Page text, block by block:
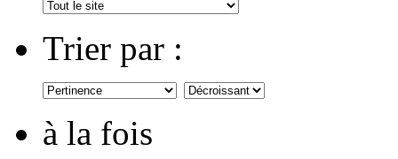
Trier par :
à la fois